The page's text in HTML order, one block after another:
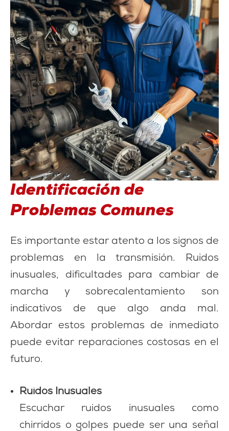
Identificación de
Problemas Comunes
Es importante estar atento a los signos de
problemas en la transmisión. Ruidos
inusuales, dificultades para cambiar de
marcha y sobrecalentamiento son
indicativos de que algo anda mal.
Abordar estos problemas de inmediato
puede evitar reparaciones costosas en el
futuro.
Ruidos Inusuales
Escuchar ruidos inusuales como
chirridos o golpes puede ser una señal